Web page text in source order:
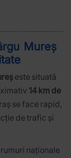
Mureș
este situată
14 km de
se face rapid,
de trafic și
naționale